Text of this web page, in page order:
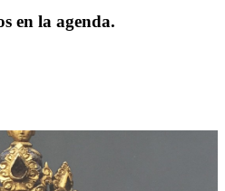
en la agenda.